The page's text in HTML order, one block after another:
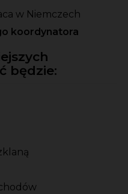
w Niemczech
koordynatora
będzie: